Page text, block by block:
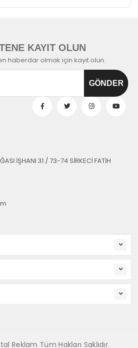
KAYIT OLUN
haberdar olmak için kayıt olun.
İŞHANI 31 / 73-74 SİRKECİ FATİH
Reklam Tüm Hakları Saklıdır.